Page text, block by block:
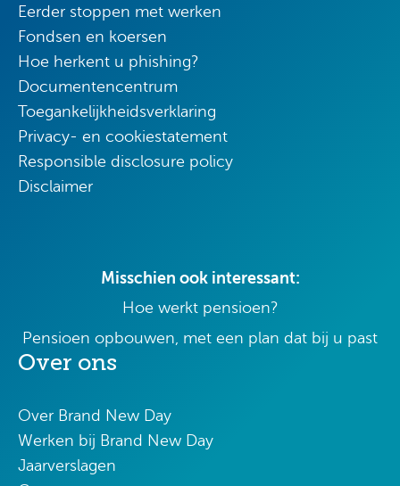
Eerder stoppen met werken
Fondsen en koersen
Hoe herkent u phishing?
Documentencentrum
Toegankelijkheidsverklaring
Privacy- en cookiestatement
Responsible disclosure policy
Disclaimer
Misschien ook interessant:
Hoe werkt pensioen?
Pensioen opbouwen, met een plan dat bij u past
Over ons
Over Brand New Day
Werken bij Brand New Day
Jaarverslagen